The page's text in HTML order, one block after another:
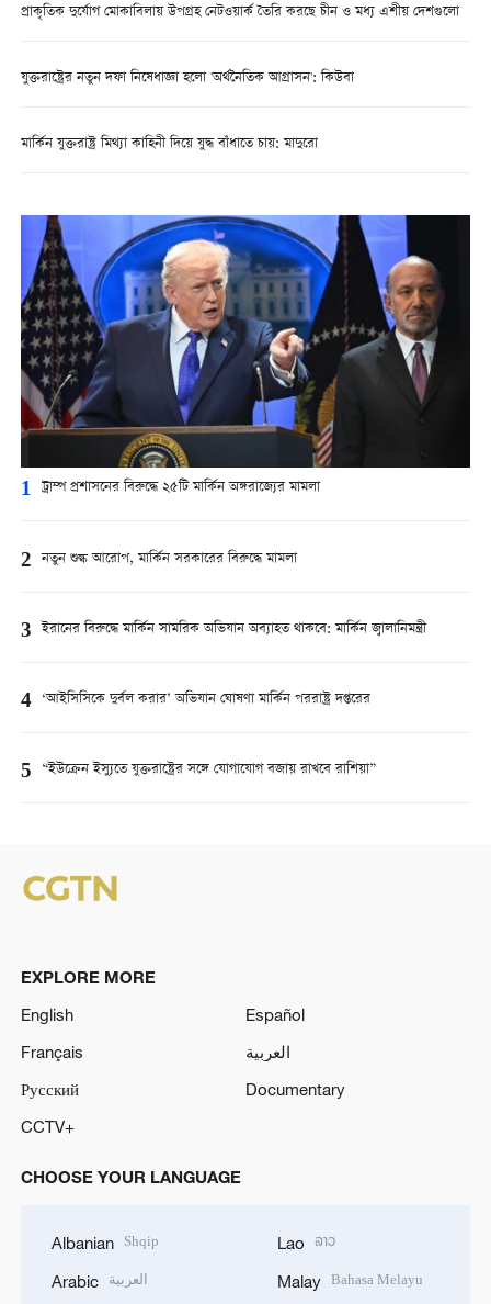
প্রাকৃতিক দুর্যোগ মোকাবিলায় উপগ্রহ নেটওয়ার্ক তৈরি করছে চীন ও মধ্য এশীয় দেশগুলো
যুক্তরাষ্ট্রের নতুন দফা নিষেধাজ্ঞা হলো 'অর্থনৈতিক আগ্রাসন': কিউবা
মার্কিন যুক্তরাষ্ট্র মিথ্যা কাহিনী দিয়ে যুদ্ধ বাঁধাতে চায়: মাদুরো
1 ট্রাম্প প্রশাসনের বিরুদ্ধে ২৫টি মার্কিন অঙ্গরাজ্যের মামলা
2 নতুন শুল্ক আরোপ, মার্কিন সরকারের বিরুদ্ধে মামলা
3 ইরানের বিরুদ্ধে মার্কিন সামরিক অভিযান অব্যাহত থাকবে: মার্কিন জ্বালানিমন্ত্রী
4 ‘আইসিসিকে দুর্বল করার’ অভিযান ঘোষণা মার্কিন পররাষ্ট্র দপ্তরের
5 “ইউক্রেন ইস্যুতে যুক্তরাষ্ট্রের সঙ্গে যোগাযোগ বজায় রাখবে রাশিয়া”
EXPLORE MORE
English
Español
Français
العربية
Русский
Documentary
CCTV+
CHOOSE YOUR LANGUAGE
Albanian Shqip
Arabic العربية
Lao ລາວ
Malay Bahasa Melayu